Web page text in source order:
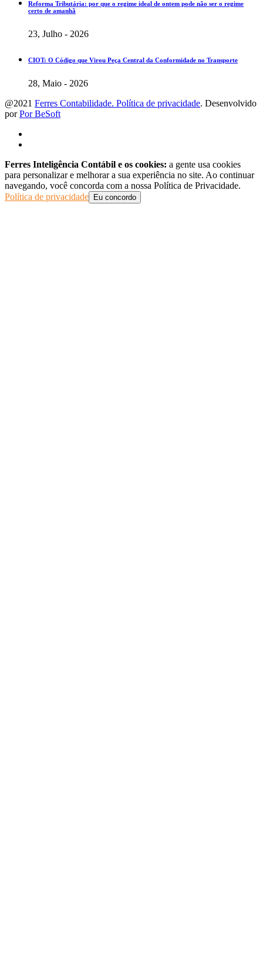
Reforma Tributária: por que o regime ideal de ontem pode não ser o regime
certo de amanhã
23, Julho - 2026
CIOT: O Código que Virou Peça Central da Conformidade no Transporte
28, Maio - 2026
@2021 Ferres Contabilidade. Política de privacidade. Desenvolvido
porPor BeSoft
Ferres Inteligência Contábil e os cookies: a gente usa cookies
para personalizar e melhorar a sua experiência no site. Ao continuar
navegando, você concorda com a nossa Política de Privacidade.
Política de privacidade
Eu concordo